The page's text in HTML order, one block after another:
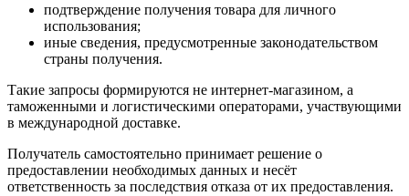
подтверждение получения товара для личного
использования;
иные сведения, предусмотренные законодательством
страны получения.
Такие запросы формируются не интернет-магазином, а
таможенными и логистическими операторами, участвующими
в международной доставке.
Получатель самостоятельно принимает решение о
предоставлении необходимых данных и несёт
ответственность за последствия отказа от их предоставления.